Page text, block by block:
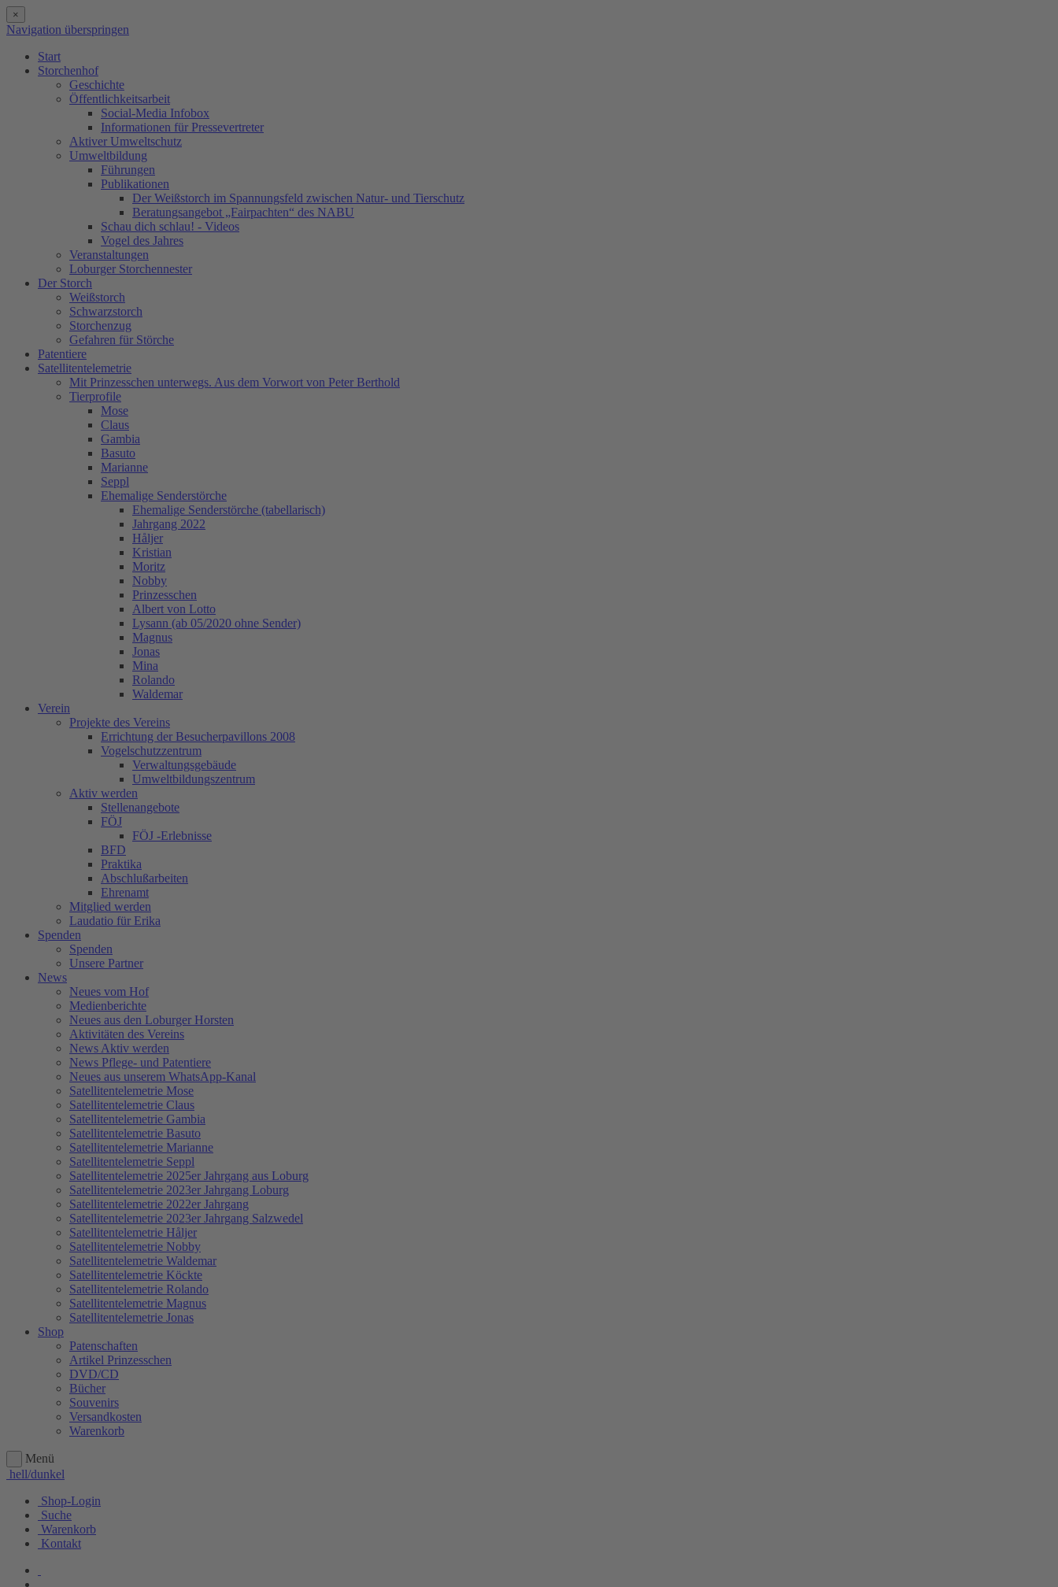
×
Navigation überspringen
Start
Storchenhof
Geschichte
Öffentlichkeitsarbeit
Social-Media Infobox
Informationen für Pressevertreter
Aktiver Umweltschutz
Umweltbildung
Führungen
Publikationen
Der Weißstorch im Spannungsfeld zwischen Natur- und Tierschutz
Beratungsangebot „Fairpachten“ des NABU
Schau dich schlau! - Videos
Vogel des Jahres
Veranstaltungen
Loburger Storchennester
Der Storch
Weißstorch
Schwarzstorch
Storchenzug
Gefahren für Störche
Patentiere
Satellitentelemetrie
Mit Prinzesschen unterwegs. Aus dem Vorwort von Peter Berthold
Tierprofile
Mose
Claus
Gambia
Basuto
Marianne
Seppl
Ehemalige Senderstörche
Ehemalige Senderstörche (tabellarisch)
Jahrgang 2022
Håljer
Kristian
Moritz
Nobby
Prinzesschen
Albert von Lotto
Lysann (ab 05/2020 ohne Sender)
Magnus
Jonas
Mina
Rolando
Waldemar
Verein
Projekte des Vereins
Errichtung der Besucherpavillons 2008
Vogelschutzzentrum
Verwaltungsgebäude
Umweltbildungszentrum
Aktiv werden
Stellenangebote
FÖJ
FÖJ -Erlebnisse
BFD
Praktika
Abschlußarbeiten
Ehrenamt
Mitglied werden
Laudatio für Erika
Spenden
Spenden
Unsere Partner
News
Neues vom Hof
Medienberichte
Neues aus den Loburger Horsten
Aktivitäten des Vereins
News Aktiv werden
News Pflege- und Patentiere
Neues aus unserem WhatsApp-Kanal
Satellitentelemetrie Mose
Satellitentelemetrie Claus
Satellitentelemetrie Gambia
Satellitentelemetrie Basuto
Satellitentelemetrie Marianne
Satellitentelemetrie Seppl
Satellitentelemetrie 2025er Jahrgang aus Loburg
Satellitentelemetrie 2023er Jahrgang Loburg
Satellitentelemetrie 2022er Jahrgang
Satellitentelemetrie 2023er Jahrgang Salzwedel
Satellitentelemetrie Håljer
Satellitentelemetrie Nobby
Satellitentelemetrie Waldemar
Satellitentelemetrie Köckte
Satellitentelemetrie Rolando
Satellitentelemetrie Magnus
Satellitentelemetrie Jonas
Shop
Patenschaften
Artikel Prinzesschen
DVD/CD
Bücher
Souvenirs
Versandkosten
Warenkorb
Menü
hell/dunkel
Shop-Login
Suche
Warenkorb
Kontakt